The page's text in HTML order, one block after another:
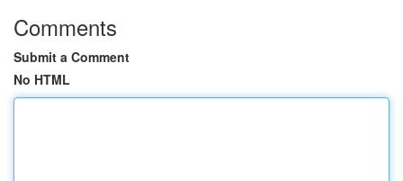
Comments
Submit a Comment
No HTML